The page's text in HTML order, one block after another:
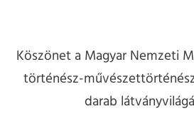
Köszönet a Magyar Nemzeti
történész-
darab